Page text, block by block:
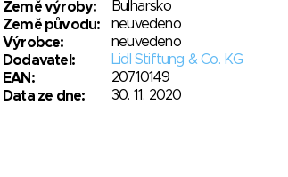
Země výroby:
Bulharsko
Země původu:
neuvedeno
Výrobce:
neuvedeno
Dodavatel:
Lidl Stiftung & Co. KG
EAN:
20710149
Data ze dne:
30. 11. 2020